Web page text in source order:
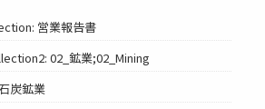
営業報告書
02_鉱業;02_Mining
炭鉱業